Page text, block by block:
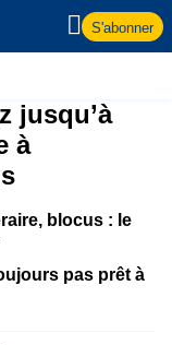
S'abonner
jusqu’à
à
blocus : le
pas prêt à